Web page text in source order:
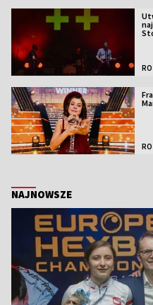
NAJNOWSZE